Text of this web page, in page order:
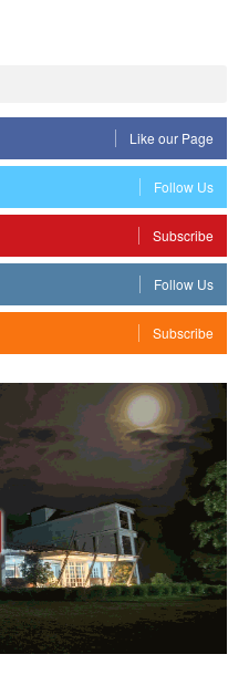
Like our Page
Follow Us
Subscribe
Follow Us
Subscribe